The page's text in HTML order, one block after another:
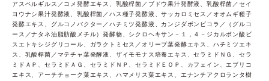
アスペルギルス／コメ発酵エキス、乳酸桿菌／ブドウ果汁発酵液、乳酸桿菌／セイ
ヨウナシ果汁発酵液、乳酸桿菌／ハス種子発酵液、サッカロミセス／オオムギ種子
発酵エキス、グルコノバクター／ハチミツ発酵液、カンジダボンビコラ／（グルコ
ース／ナタネ油脂肪酸メチル）発酵物、シクロヘキサン－１，４－ジカルボン酸ビ
スエトキシジグリコール、ガラクトミセス／オリーブ葉発酵エキス、ハチミツエキ
ス、乳酸桿菌／マテチャ葉発酵液、ザイモモナス培養エキス、セラミドＮＧ、セラ
ミドＡＰ、セラミドＡＧ、セラミドＮＰ、セラミドＥＯＰ、カフェイン、エブリコ
エキス、アーチチョーク葉エキス、ハマメリス葉エキス、エナンチアクロランタ樹